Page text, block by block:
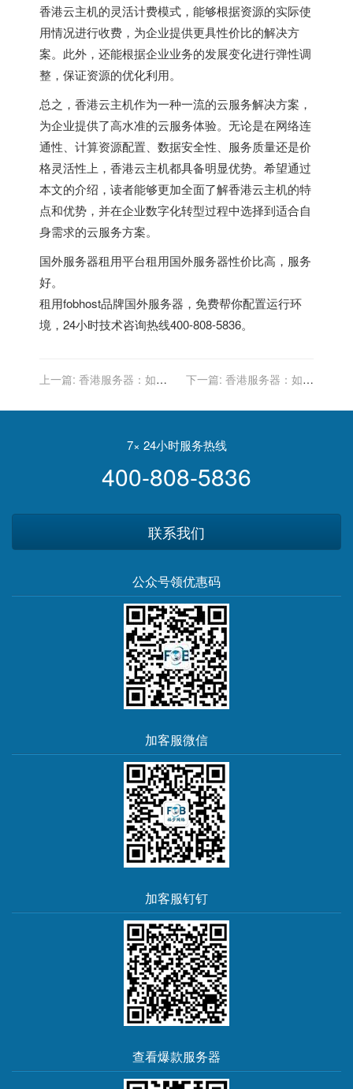
香港云主机的灵活计费模式，能够根据资源的实际使
用情况进行收费，为企业提供更具性价比的解决方
案。此外，还能根据企业业务的发展变化进行弹性调
整，保证资源的优化利用。
总之，香港云主机作为一种一流的云服务解决方案，
为企业提供了高水准的云服务体验。无论是在网络连
通性、计算资源配置、数据安全性、服务质量还是价
格灵活性上，香港云主机都具备明显优势。希望通过
本文的介绍，读者能够更加全面了解香港云主机的特
点和优势，并在企业数字化转型过程中选择到适合自
身需求的云服务方案。
国外服务器租用平台租用国外服务器性价比高，服务
好。
租用fobhost品牌国外服务器，免费帮你配置运行环
境，24小时技术咨询热线400-808-5836。
上一篇: 香港服务器：如何
技术变革？
下一篇: 香港服务器：如何
攻击？
7× 24小时服务热线
400-808-5836
联系我们
公众号领优惠码
加客服微信
加客服钉钉
查看爆款服务器